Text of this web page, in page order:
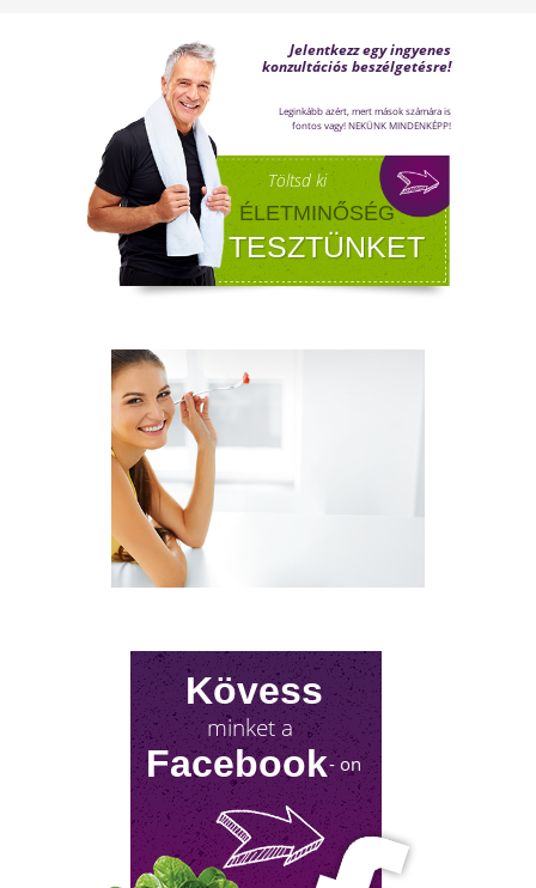
nőket érinti. Valójában a férfiaknál is
jelentkezik a tesztoszteronszint fokozatos
csökkenése, amit andropauzának vagy
férfiklimaxnak nevezünk. Honnan tudod,
elért téged is? Hogyan tudod megállítani?
Milyen lehetőségeket rejt? Olvass tovább!
NYIROKRENDSZER KISOKOS
Kövess
minket a
Facebook- on